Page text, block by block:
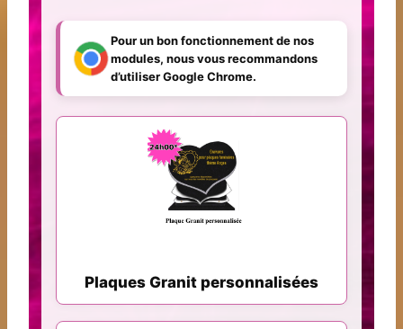
Pour un bon fonctionnement de nos
modules, nous vous recommandons
d’utiliser Google Chrome.
Plaques Granit personnalisées